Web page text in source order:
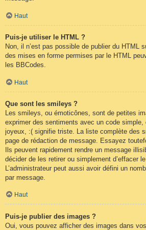
Haut
Puis-je utiliser le HTML ?
Non, il n’est pas possible de publier du HTML
des mises en forme permises par le HTML
les BBCodes.
Haut
Que sont les smileys ?
Les smileys, ou émoticônes, sont de petites
exprimer des sentiments avec un code
joyeux, :( signifie triste. La liste complète des
page de rédaction de message. Essayez
Ils peuvent rapidement rendre un message
décider de les retirer ou simplement d’effacer
L’administrateur peut aussi avoir défini un
par message.
Haut
Puis-je publier des images ?
Oui, vous pouvez afficher des images dans